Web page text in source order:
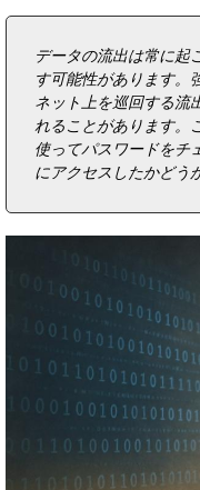
データの流出は常に起
す可能性があります。
ネット上を巡回する流
れることがあります。
使ってパスワードをチ
にアクセスしたかどう